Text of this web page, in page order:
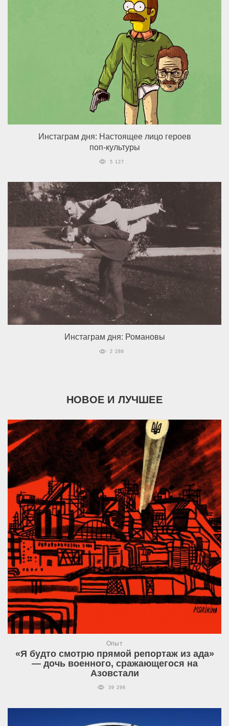
Инстаграм дня: Настоящее лицо героев
поп-культуры
5 127
Инстаграм дня: Романовы
2 286
НОВОЕ И ЛУЧШЕЕ
Опыт
«Я будто смотрю прямой репортаж из ада»
— дочь военного, сражающегося на
Азовстали
39 296